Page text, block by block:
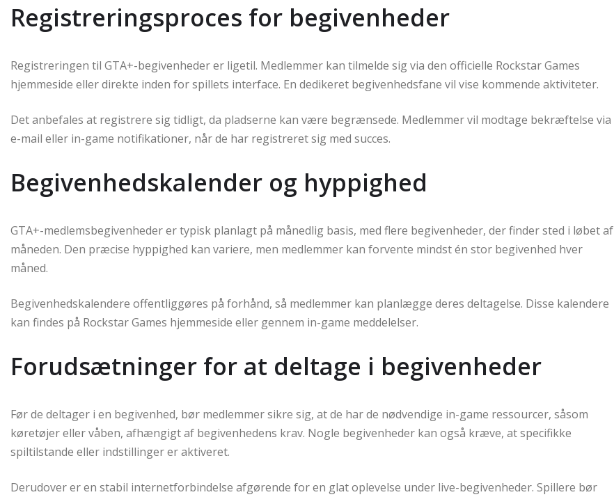
Registreringsproces for begivenheder
Registreringen til GTA+-begivenheder er ligetil. Medlemmer kan tilmelde sig via den officielle Rockstar Games
hjemmeside eller direkte inden for spillets interface. En dedikeret begivenhedsfane vil vise kommende aktiviteter.
Det anbefales at registrere sig tidligt, da pladserne kan være begrænsede. Medlemmer vil modtage bekræftelse via
e-mail eller in-game notifikationer, når de har registreret sig med succes.
Begivenhedskalender og hyppighed
GTA+-medlemsbegivenheder er typisk planlagt på månedlig basis, med flere begivenheder, der finder sted i løbet af
måneden. Den præcise hyppighed kan variere, men medlemmer kan forvente mindst én stor begivenhed hver
måned.
Begivenhedskalendere offentliggøres på forhånd, så medlemmer kan planlægge deres deltagelse. Disse kalendere
kan findes på Rockstar Games hjemmeside eller gennem in-game meddelelser.
Forudsætninger for at deltage i begivenheder
Før de deltager i en begivenhed, bør medlemmer sikre sig, at de har de nødvendige in-game ressourcer, såsom
køretøjer eller våben, afhængigt af begivenhedens krav. Nogle begivenheder kan også kræve, at specifikke
spiltilstande eller indstillinger er aktiveret.
Derudover er en stabil internetforbindelse afgørende for en glat oplevelse under live-begivenheder. Spillere bør